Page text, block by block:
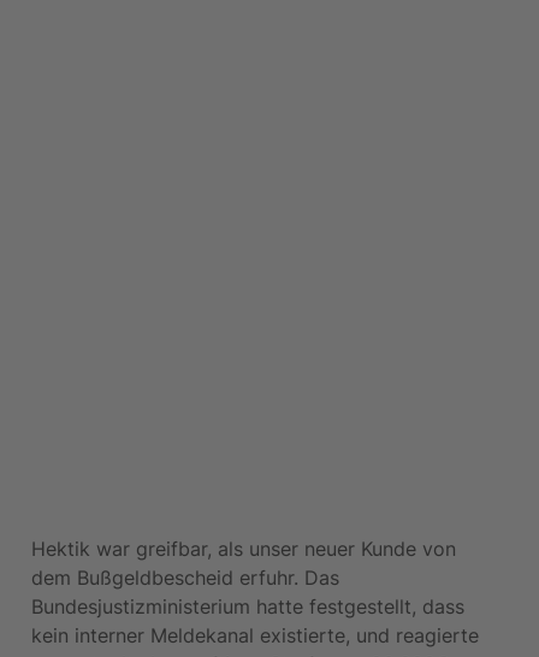
Hektik war greifbar, als unser neuer Kunde von
dem Bußgeldbescheid erfuhr. Das
Bundesjustizministerium hatte festgestellt, dass
kein interner Meldekanal existierte, und reagierte